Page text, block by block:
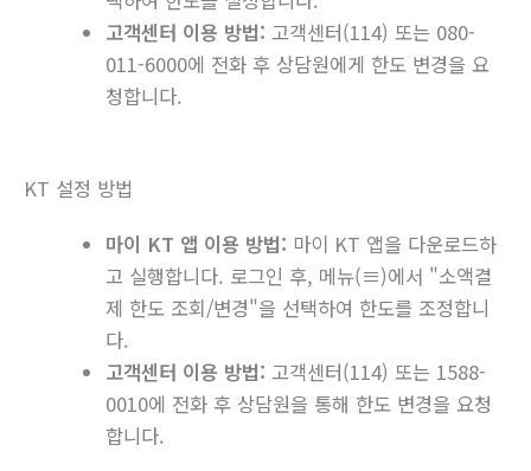
고객센터 이용 방법: 고객센터(114) 또는 080-
011-6000에 전화 후 상담원에게 한도 변경을 요
청합니다.
KT 설정 방법
마이 KT 앱 이용 방법: 마이 KT 앱을 다운로드하
고 실행합니다. 로그인 후, 메뉴(≡)에서 "소액결
제 한도 조회/변경"을 선택하여 한도를 조정합니
다.
고객센터 이용 방법: 고객센터(114) 또는 1588-
0010에 전화 후 상담원을 통해 한도 변경을 요청
합니다.